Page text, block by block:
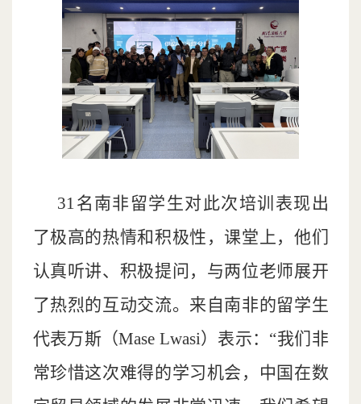
31名南非留学生对此次培训表现出
了极高的热情和积极性，课堂上，他们
认真听讲、积极提问，与两位老师展开
了热烈的互动交流。来自南非的留学生
代表万斯（Mase Lwasi）表示：“我们非
常珍惜这次难得的学习机会，中国在数